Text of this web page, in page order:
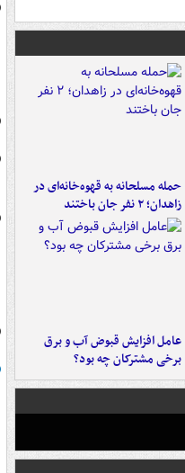
حمله مسلحانه به قهوه‌خانه‌ای در
زاهدان؛ ۲ نفر جان باختند
عامل افزایش قبوض آب و برق
برخی مشترکان چه بود؟